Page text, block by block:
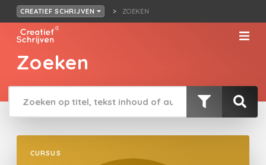
CREATIEF SCHRIJVEN ZOEKEN
Zoeken
CURSUS